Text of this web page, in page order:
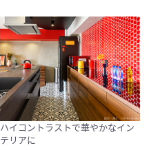
ハイコントラストで華やかなイン
テリアに